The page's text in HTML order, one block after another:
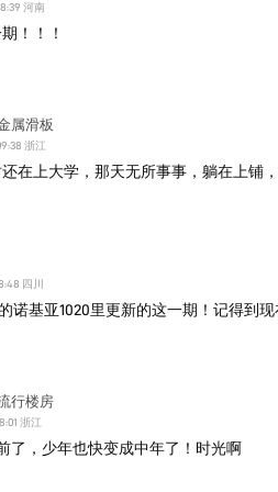
河南
！！！
属滑板
浙江
在上大学，那天无所事事，躺在上铺，
四川
诺基亚1020里更新的这一期！记得到现
行楼房
浙江
了，少年也快变成中年了！时光啊